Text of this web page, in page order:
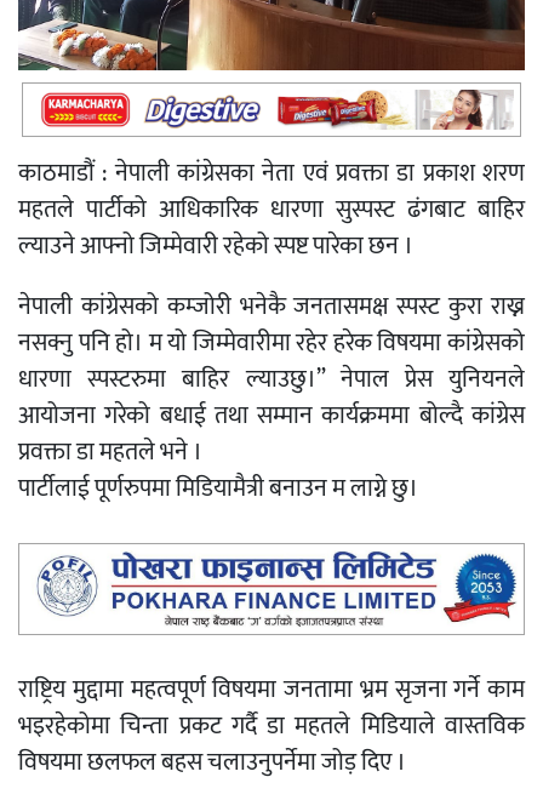
काठमाडौं : नेपाली कांग्रेसका नेता एवं प्रवक्ता डा प्रकाश शरण
महतले पार्टीको आधिकारिक धारणा सुस्पस्ट ढंगबाट बाहिर
ल्याउने आफ्नो जिम्मेवारी रहेको स्पष्ट पारेका छन ।
नेपाली कांग्रेसको कम्जोरी भनेकै जनतासमक्ष स्पस्ट कुरा राख्न
नसक्नु पनि हो। म यो जिम्मेवारीमा रहेर हरेक विषयमा कांग्रेसको
धारणा स्पस्टरुमा बाहिर ल्याउछु।” नेपाल प्रेस युनियनले
आयोजना गरेको बधाई तथा सम्मान कार्यक्रममा बोल्दै कांग्रेस
प्रवक्ता डा महतले भने ।
पार्टीलाई पूर्णरुपमा मिडियामैत्री बनाउन म लाग्ने छु।
राष्ट्रिय मुद्दामा महत्वपूर्ण विषयमा जनतामा भ्रम सृजना गर्ने काम
भइरहेकोमा चिन्ता प्रकट गर्दै डा महतले मिडियाले वास्तविक
विषयमा छलफल बहस चलाउनुपर्नेमा जोड़ दिए ।